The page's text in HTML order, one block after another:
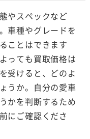
やスペックなど
車種やグレードを
ことはできます
っても買取価格は
受けると、どのよ
うか。自分の愛車
かを判断するため
にご確認くださ